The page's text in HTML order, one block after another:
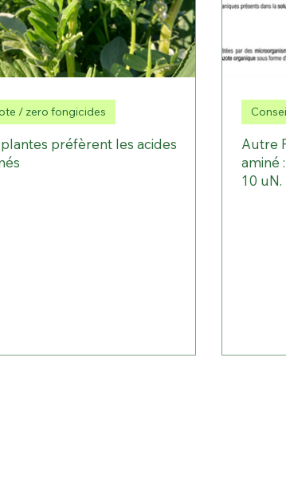
préfèrent les acides
/ zero fongicides
Autre
aminé
10